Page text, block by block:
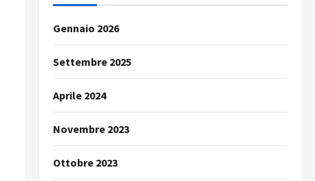
Gennaio 2026
Settembre 2025
Aprile 2024
Novembre 2023
Ottobre 2023